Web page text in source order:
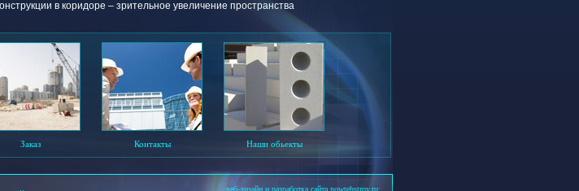
в коридоре – зрительное увеличение пространства
Заказ Контакты Наши обьекты
веб-дизайн и разработка сайта nowtehstroy.ru: